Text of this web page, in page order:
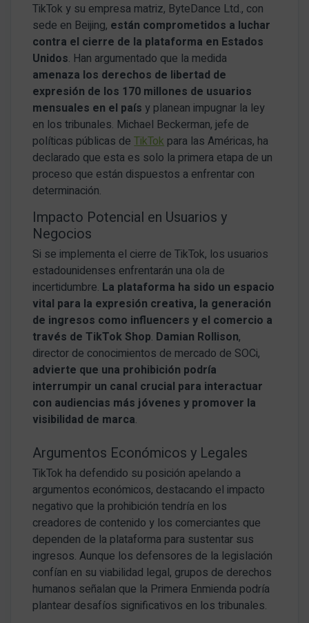
TikTok y su empresa matriz, ByteDance Ltd., con
sede en Beijing, están comprometidos a luchar
contra el cierre de la plataforma en Estados
Unidos. Han argumentado que la medida
amenaza los derechos de libertad de
expresión de los 170 millones de usuarios
mensuales en el país y planean impugnar la ley
en los tribunales. Michael Beckerman, jefe de
políticas públicas deTikTok para las Américas, ha
declarado que esta es solo la primera etapa de un
proceso que están dispuestos a enfrentar con
determinación.
Impacto Potencial en Usuarios y
Negocios
Si se implementa el cierre de TikTok, los usuarios
estadounidenses enfrentarán una ola de
incertidumbre. La plataforma ha sido un espacio
vital para la expresión creativa, la generación
de ingresos como influencers y el comercio a
través de TikTok Shop. Damian Rollison,
director de conocimientos de mercado de SOCi,
advierte que una prohibición podría
interrumpir un canal crucial para interactuar
con audiencias más jóvenes y promover la
visibilidad de marca.
Argumentos Económicos y Legales
TikTok ha defendido su posición apelando a
argumentos económicos, destacando el impacto
negativo que la prohibición tendría en los
creadores de contenido y los comerciantes que
dependen de la plataforma para sustentar sus
ingresos. Aunque los defensores de la legislación
confían en su viabilidad legal, grupos de derechos
humanos señalan que la Primera Enmienda podría
plantear desafíos significativos en los tribunales.